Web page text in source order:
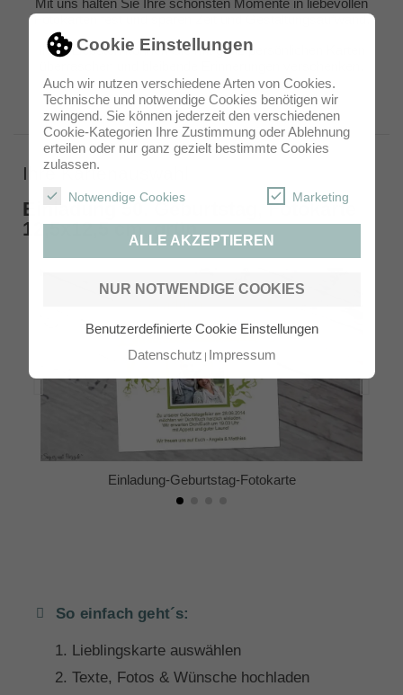
Cookie Einstellungen
Auch wir nutzen verschiedene Arten von Cookies.
Technische und notwendige Cookies benötigen wir
zwingend. Sie können jederzeit den verschiedenen
Cookie-Kategorien Ihre Zustimmung oder Ablehnung
erteilen oder nur ganz gezielt bestimmte Cookies
zulassen.
Notwendige Cookies Marketing
ALLE AKZEPTIEREN
NUR NOTWENDIGE COOKIES
Benutzerdefinierte Cookie Einstellungen
Datenschutz Impressum
Mit uns halten Sie Ihre schönsten Momente in liebevollen
Fotokarten fest und sparen Zeit und Gestaltungsaufwand.
Ihren Liebsten können Sie mit ganz persönlichen Karten
Ihre Kartenauswahl
Einladung 50. Geburtstag, Fotokarte
12,5x12,5 cm, grün
Einladung-Geburtstag-Fotokarte
So einfach geht´s:
Lieblingskarte auswählen
Texte, Fotos & Wünsche hochladen